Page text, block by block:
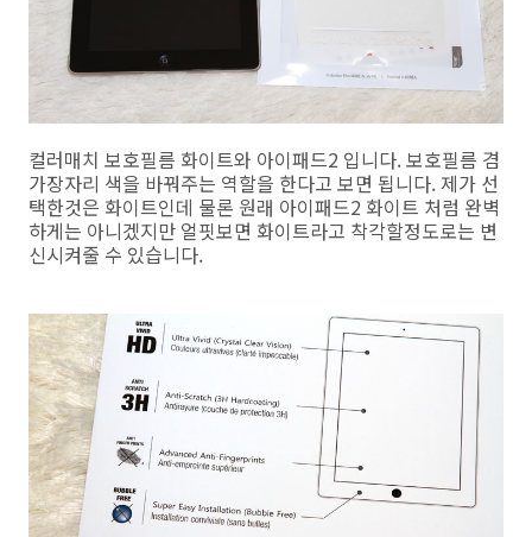
컬러매치 보호필름 화이트와 아이패드2 입니다. 보호필름 겸
가장자리 색을 바꿔주는 역할을 한다고 보면 됩니다. 제가 선
택한것은 화이트인데 물론 원래 아이패드2 화이트 처럼 완벽
하게는 아니겠지만 얼핏보면 화이트라고 착각할정도로는 변
신시켜줄 수 있습니다.